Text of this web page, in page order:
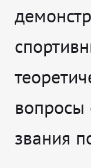
вопросы
звания